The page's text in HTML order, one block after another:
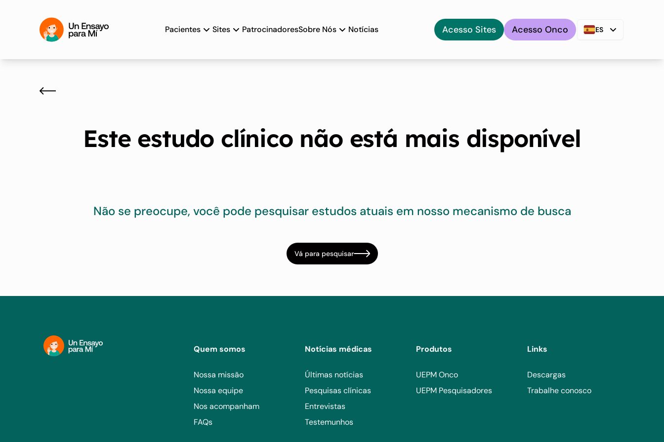
Pacientes Sites PatrocinadoresSobre Nós Notícias Acesso Sites Acesso Onco ES
Este estudo clínico não está mais disponível
Não se preocupe, você pode pesquisar estudos atuais em nosso mecanismo de busca
Vá para pesquisar
Quem somos
Nossa missão
Nossa equipe
Nos acompanham
FAQs
Notícias médicas
Últimas notícias
Pesquisas clínicas
Entrevistas
Testemunhos
Produtos
UEPM Onco
UEPM Pesquisadores
Links
Descargas
Trabalhe conosco